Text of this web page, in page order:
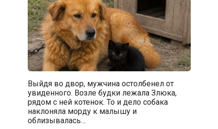
Выйдя во двор, мужчина остолбенел от
увиденного. Возле будки лежала Злюка,
рядом с ней котенок. То и дело собака
наклоняла морду к малышу и
облизывалась…